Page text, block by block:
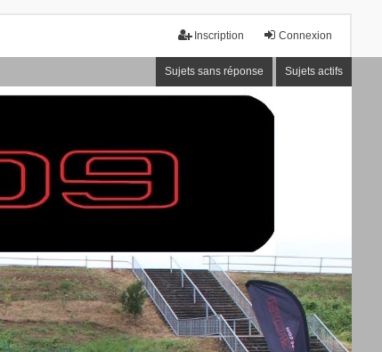
Connexion
Inscription
Sujets sans réponse Sujets actifs